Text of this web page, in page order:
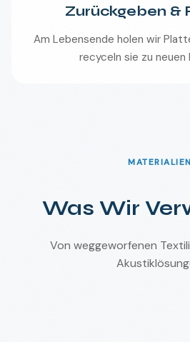
Zurückgeben &
Am Lebensende holen wir
recyceln sie zu neuen
MATERIALIEN
Was Wir
Von weggeworfenen